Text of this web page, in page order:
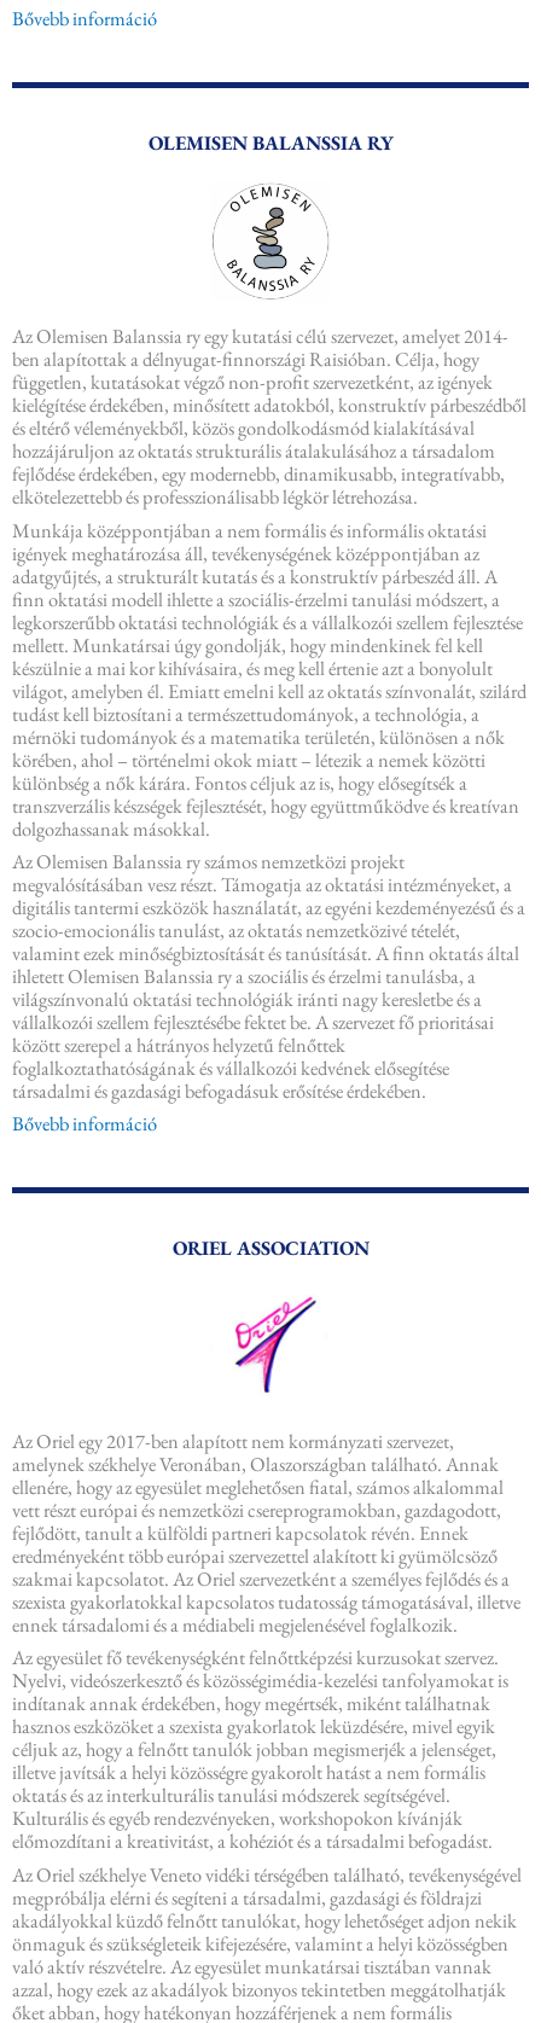
Bővebb információ
OLEMISEN BALANSSIA RY
Az Olemisen Balanssia ry egy kutatási célú szervezet, amelyet 2014-
ben alapítottak a délnyugat-finnországi Raisióban. Célja, hogy
független, kutatásokat végző non-profit szervezetként, az igények
kielégítése érdekében, minősített adatokból, konstruktív párbeszédből
és eltérő véleményekből, közös gondolkodásmód kialakításával
hozzájáruljon az oktatás strukturális átalakulásához a társadalom
fejlődése érdekében, egy modernebb, dinamikusabb, integratívabb,
elkötelezettebb és professzionálisabb légkör létrehozása.
Munkája középpontjában a nem formális és informális oktatási
igények meghatározása áll, tevékenységének középpontjában az
adatgyűjtés, a strukturált kutatás és a konstruktív párbeszéd áll. A
finn oktatási modell ihlette a szociális-érzelmi tanulási módszert, a
legkorszerűbb oktatási technológiák és a vállalkozói szellem fejlesztése
mellett. Munkatársai úgy gondolják, hogy mindenkinek fel kell
készülnie a mai kor kihívásaira, és meg kell értenie azt a bonyolult
világot, amelyben él. Emiatt emelni kell az oktatás színvonalát, szilárd
tudást kell biztosítani a természettudományok, a technológia, a
mérnöki tudományok és a matematika területén, különösen a nők
körében, ahol – történelmi okok miatt – létezik a nemek közötti
különbség a nők kárára. Fontos céljuk az is, hogy elősegítsék a
transzverzális készségek fejlesztését, hogy együttműködve és kreatívan
dolgozhassanak másokkal.
Az Olemisen Balanssia ry számos nemzetközi projekt
megvalósításában vesz részt. Támogatja az oktatási intézményeket, a
digitális tantermi eszközök használatát, az egyéni kezdeményezésű és a
szocio-emocionális tanulást, az oktatás nemzetközivé tételét,
valamint ezek minőségbiztosítását és tanúsítását. A finn oktatás által
ihletett Olemisen Balanssia ry a szociális és érzelmi tanulásba, a
világszínvonalú oktatási technológiák iránti nagy keresletbe és a
vállalkozói szellem fejlesztésébe fektet be. A szervezet fő prioritásai
között szerepel a hátrányos helyzetű felnőttek
foglalkoztathatóságának és vállalkozói kedvének elősegítése
társadalmi és gazdasági befogadásuk erősítése érdekében.
Bővebb információ
ORIEL ASSOCIATION
Az Oriel egy 2017-ben alapított nem kormányzati szervezet,
amelynek székhelye Veronában, Olaszországban található. Annak
ellenére, hogy az egyesület meglehetősen fiatal, számos alkalommal
vett részt európai és nemzetközi csereprogramokban, gazdagodott,
fejlődött, tanult a külföldi partneri kapcsolatok révén. Ennek
eredményeként több európai szervezettel alakított ki gyümölcsöző
szakmai kapcsolatot. Az Oriel szervezetként a személyes fejlődés és a
szexista gyakorlatokkal kapcsolatos tudatosság támogatásával, illetve
ennek társadalomi és a médiabeli megjelenésével foglalkozik.
Az egyesület fő tevékenységként felnőttképzési kurzusokat szervez.
Nyelvi, videószerkesztő és közösségimédia-kezelési tanfolyamokat is
indítanak annak érdekében, hogy megértsék, miként találhatnak
hasznos eszközöket a szexista gyakorlatok leküzdésére, mivel egyik
céljuk az, hogy a felnőtt tanulók jobban megismerjék a jelenséget,
illetve javítsák a helyi közösségre gyakorolt hatást a nem formális
oktatás és az interkulturális tanulási módszerek segítségével.
Kulturális és egyéb rendezvényeken, workshopokon kívánják
előmozdítani a kreativitást, a kohéziót és a társadalmi befogadást.
Az Oriel székhelye Veneto vidéki térségében található, tevékenységével
megpróbálja elérni és segíteni a társadalmi, gazdasági és földrajzi
akadályokkal küzdő felnőtt tanulókat, hogy lehetőséget adjon nekik
önmaguk és szükségleteik kifejezésére, valamint a helyi közösségben
való aktív részvételre. Az egyesület munkatársai tisztában vannak
azzal, hogy ezek az akadályok bizonyos tekintetben meggátolhatják
őket abban, hogy hatékonyan hozzáférjenek a nem formális